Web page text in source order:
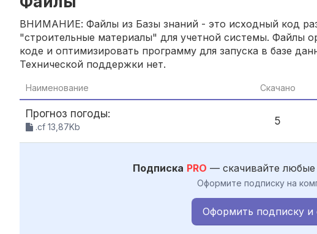
ВНИМАНИЕ: Файлы из Базы знаний - это исходный код
"строительные материалы" для учетной системы. Файлы
коде и оптимизировать программу для запуска в базе
Технической поддержки нет.
Наименование Скачано
Прогноз погоды:
.cf 13,87Kb 5
Подписка PRO — скачивайте
Оформите подписку на
Оформить подписку и